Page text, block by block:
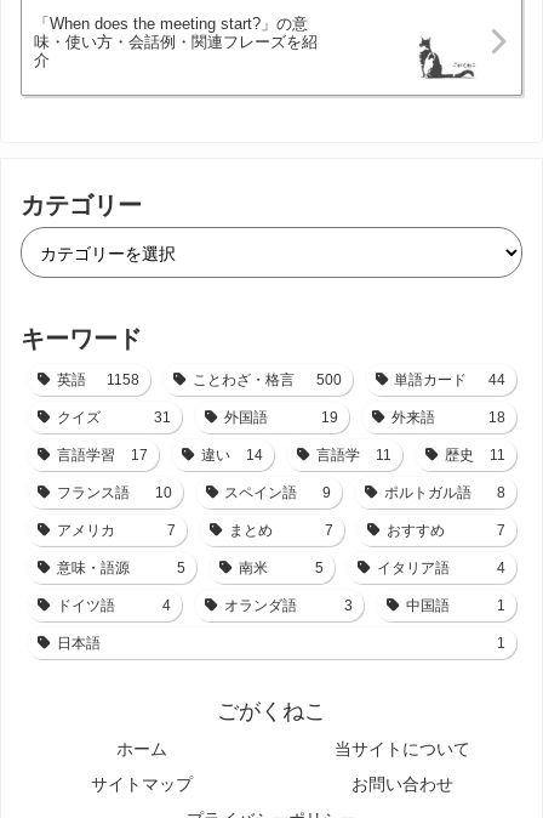
「When does the meeting start?」の意
味・使い方・会話例・関連フレーズを紹
介
カテゴリー
キーワード
英語 1158 ことわざ・格言 500 単語カード 44
クイズ 31 外国語 19 外来語 18
言語学習 17 違い 14 言語学 11 歴史 11
フランス語 10 スペイン語 9 ポルトガル語 8
アメリカ 7 まとめ 7 おすすめ 7
意味・語源 5 南米 5 イタリア語 4
ドイツ語 4 オランダ語 3 中国語 1
日本語 1
ごがくねこ
ホーム
当サイトについて
サイトマップ
お問い合わせ